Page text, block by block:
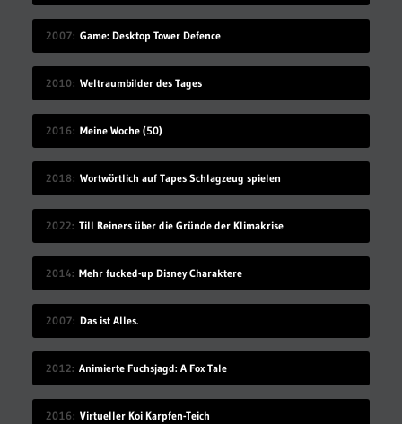
2007 Game: Desktop Tower Defence
2010 Weltraumbilder des Tages
2016 Meine Woche (50)
2018 Wortwörtlich auf Tapes Schlagzeug spielen
2022 Till Reiners über die Gründe der Klimakrise
2014 Mehr fucked-up Disney Charaktere
2007 Das ist Alles.
2012 Animierte Fuchsjagd: A Fox Tale
2016 Virtueller Koi Karpfen-Teich